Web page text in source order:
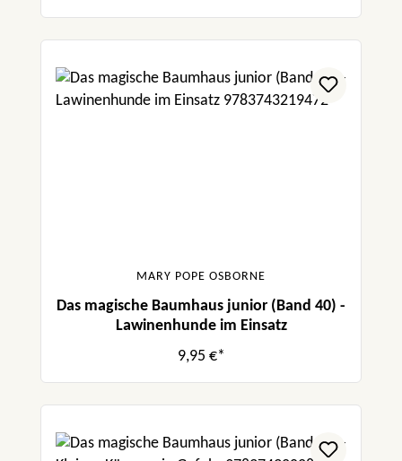
MARY POPE OSBORNE
Das magische Baumhaus junior (Band 40) -
Lawinenhunde im Einsatz
9,95 €*